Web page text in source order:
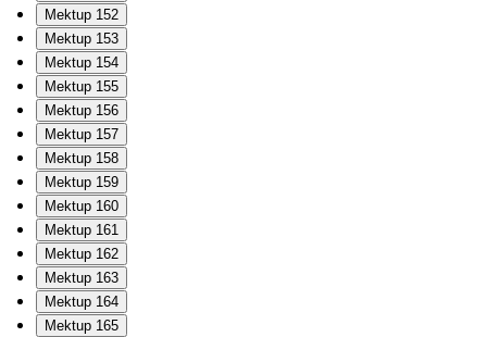
Mektup 152
Mektup 153
Mektup 154
Mektup 155
Mektup 156
Mektup 157
Mektup 158
Mektup 159
Mektup 160
Mektup 161
Mektup 162
Mektup 163
Mektup 164
Mektup 165